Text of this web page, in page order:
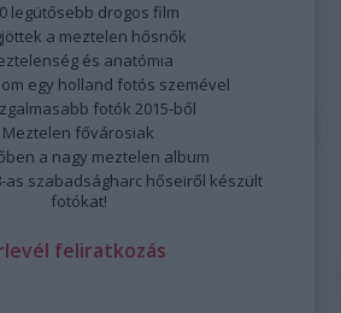
legütősebb drogos film
a meztelen hősnők
és anatómia
egy holland fotós szemével
fotók 2015-ből
Meztelen fővárosiak
a nagy meztelen album
as szabadságharc hőseiről készült
fotókat!
feliratkozás